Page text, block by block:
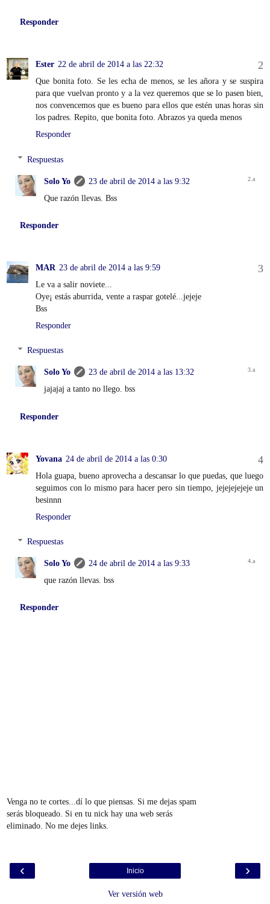
Responder
Ester 22 de abril de 2014 a las 22:32
Que bonita foto. Se les echa de menos, se les añora y se suspira
para que vuelvan pronto y a la vez queremos que se lo pasen bien,
nos convencemos que es bueno para ellos que estén unas horas sin
los padres. Repito, que bonita foto. Abrazos ya queda menos
Responder
Respuestas
Solo Yo
23 de abril de 2014 a las 9:32
Que razón llevas. Bss
Responder
MAR 23 de abril de 2014 a las 9:59
Le va a salir noviete...
Oye¡ estás aburrida, vente a raspar gotelé...jejeje
Bss
Responder
Respuestas
Solo Yo
23 de abril de 2014 a las 13:32
jajajaj a tanto no llego. bss
Responder
Yovana 24 de abril de 2014 a las 0:30
Hola guapa, bueno aprovecha a descansar lo que puedas, que luego
seguimos con lo mismo para hacer pero sin tiempo, jejejejejeje un
besinnn
Responder
Respuestas
Solo Yo
24 de abril de 2014 a las 9:33
que razón llevas. bss
Responder
Venga no te cortes...dí lo que piensas. Si me dejas spam
serás bloqueado. Si en tu nick hay una web serás
eliminado. No me dejes links.
‹ ›
Inicio
Ver versión web